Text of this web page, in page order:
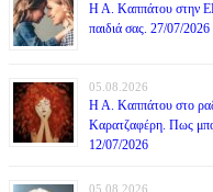
Η Α. Καππάτου στην
παιδιά σας. 27/07/2026
05.08.2026
Η Α. Καππάτου στο
Καρατζαφέρη. Πως
12/07/2026
05.08.2026